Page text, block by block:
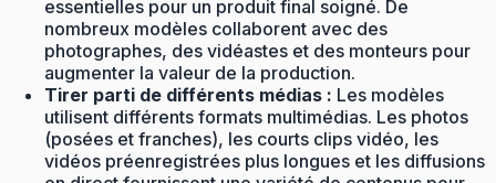
essentielles pour un produit final soigné. De
nombreux modèles collaborent avec des
photographes, des vidéastes et des monteurs pour
augmenter la valeur de la production.
Tirer parti de différents médias : Les modèles
utilisent différents formats multimédias. Les photos
(posées et franches), les courts clips vidéo, les
vidéos préenregistrées plus longues et les diffusions